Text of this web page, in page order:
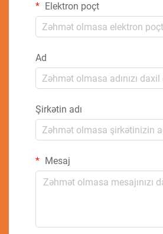
Elektron poçt
Ad
Şirkətin adı
Mesaj